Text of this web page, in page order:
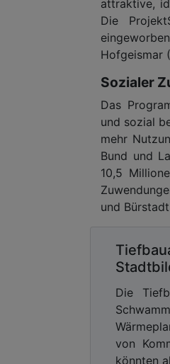
attraktive,
Die
Hofgeismar
Sozialer
Das
und sozial
mehr
Bund und
10,5
und
Die
von
könnten